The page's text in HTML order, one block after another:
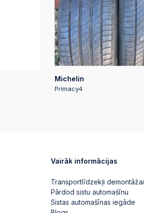
Michelin
Primacy4
Vairāk informācijas
Transportlīdzekļi demontāžai
Pārdod sistu automašīnu
Sistas automašīnas iegāde